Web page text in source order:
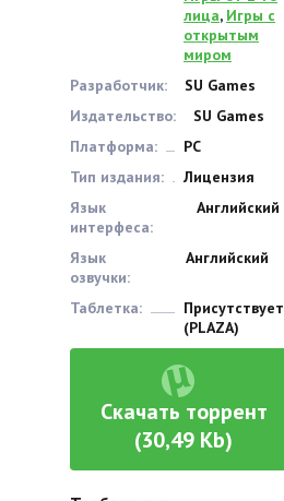
лица, Игры с
открытым
миром
Разработчик:
SU Games
Издательство:
SU Games
Платформа:
PC
Тип издания:
Лицензия
Язык
интерфеса:
Английский
Язык
озвучки:
Английский
Таблетка:
Присутствует
(PLAZA)
Скачать торрент
(30,49 Kb)